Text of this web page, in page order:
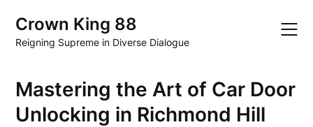
content
Crown King 88
Reigning Supreme in Diverse Dialogue
Mastering the Art of Car Door
Unlocking in Richmond Hill